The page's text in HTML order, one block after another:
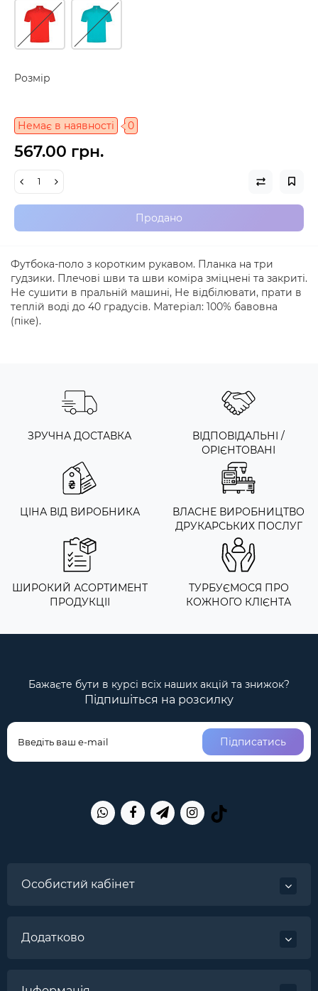
Розмір
Немає в наявності 0
567.00 грн.
Продано
Футбока-поло з коротким рукавом. Планка на три
гудзики. Плечові шви та шви коміра зміцнені та закриті.
Не сушити в пральній машині, Не відбілювати, прати в
теплій воді до 40 градусів. Матеріал: 100% бавовна
(піке).
ЗРУЧНА ДОСТАВКА
ВІДПОВІДАЛЬНІ /
ОРІЄНТОВАНІ
ЦІНА ВІД ВИРОБНИКА
ВЛАСНЕ ВИРОБНИЦТВО
ДРУКАРСЬКИХ ПОСЛУГ
ШИРОКИЙ АСОРТИМЕНТ
ПРОДУКЦІІ
ТУРБУЄМОСЯ ПРО
КОЖНОГО КЛІЄНТА
Бажаєте бути в курсі всіх наших акцій та знижок?
Підпишіться на розсилку
Підписатись
Особистий кабінет
Додатково